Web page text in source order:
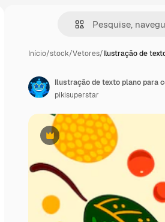
Início/stock/Vetores/Ilustração de
Premium
Ilustração de texto plano para
pikisuperstar